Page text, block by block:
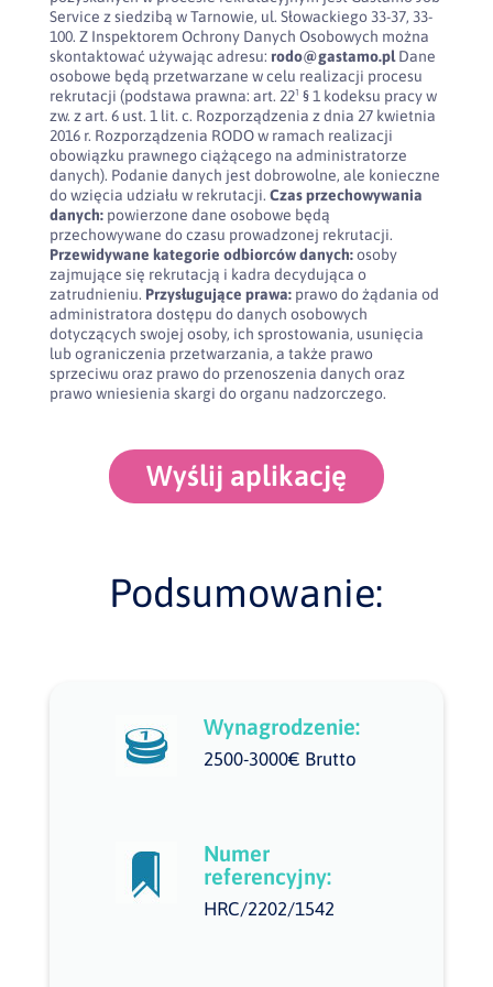
Service z siedzibą w Tarnowie, ul. Słowackiego 33-37, 33-
100. Z Inspektorem Ochrony Danych Osobowych można
skontaktować używając adresu: rodo@gastamo.plDane
osobowe będą przetwarzane w celu realizacji procesu
rekrutacji (podstawa prawna: art. 22¹ § 1 kodeksu pracy w
zw. z art. 6 ust. 1 lit. c. Rozporządzenia z dnia 27 kwietnia
2016 r. Rozporządzenia RODO w ramach realizacji
obowiązku prawnego ciążącego na administratorze
danych). Podanie danych jest dobrowolne, ale konieczne
do wzięcia udziału w rekrutacji. Czas przechowywania
danych:powierzone dane osobowe będą
przechowywane do czasu prowadzonej rekrutacji.
Przewidywane kategorie odbiorców danych:osoby
zajmujące się rekrutacją i kadra decydująca o
zatrudnieniu. Przysługujące prawa:prawo do żądania od
administratora dostępu do danych osobowych
dotyczących swojej osoby, ich sprostowania, usunięcia
lub ograniczenia przetwarzania, a także prawo
sprzeciwu oraz prawo do przenoszenia danych oraz
prawo wniesienia skargi do organu nadzorczego.
Wyślij aplikację
Podsumowanie:
Wynagrodzenie:
2500-3000€ Brutto
Numer
referencyjny:
HRC/2202/1542